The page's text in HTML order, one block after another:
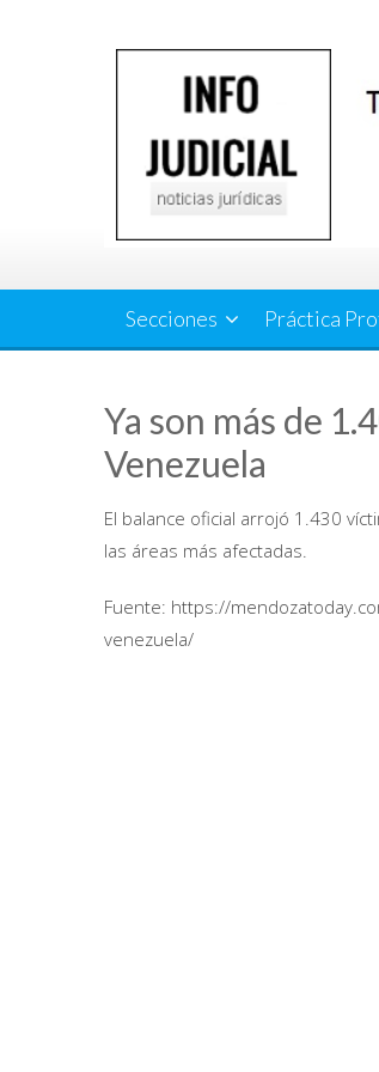
Secciones Práctica
Ya son más de
Venezuela
El balance oficial arrojó 1.430
las áreas más afectadas.
Fuente: https://
venezuela/